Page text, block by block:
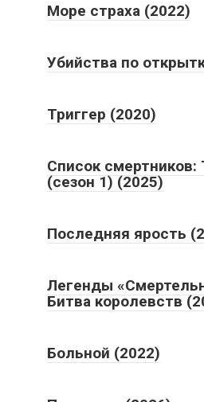
Море страха (2022)
Убийства по
Триггер (2020)
Список
(сезон 1) (2025)
Последняя ярость
Легенды
Битва королевств
Больной (2022)